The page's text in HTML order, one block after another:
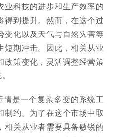
业科技的进步和生产效率的
得到提升。然而，在这个过
变化以及天气与自然灾害等
短期冲击。因此，相关从业
政策变化，灵活调整经营策
情是一个复杂多变的系统工
制约。为了在这个市场中取
相关从业者需要具备敏锐的